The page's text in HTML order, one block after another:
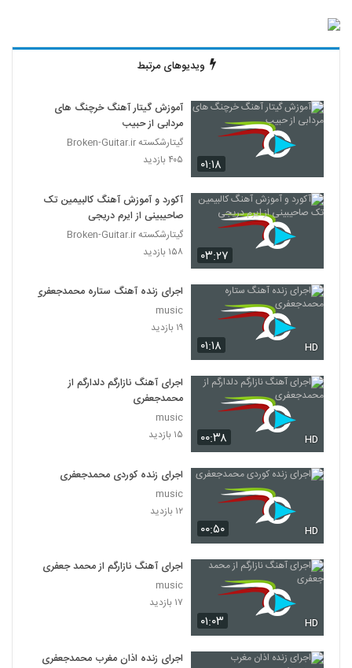
ویدیوهای مرتبط
۰۱:۱۸
آموزش گیتار آهنگ خرچنگ های
مردابی از حبیب
گیتارشکسته Broken-Guitar.ir
۴۰۵ بازدید
۰۳:۲۷
آکورد و آموزش آهنگ کالبیمین تک
صاحیبینی از ایرم دریجی
گیتارشکسته Broken-Guitar.ir
۱۵۸ بازدید
۰۱:۱۸ HD
اجرای زنده آهنگ ستاره محمدجعفری
music
۱۹ بازدید
۰۰:۳۸ HD
اجرای آهنگ نازارگم دلدارگم از
محمدجعفری
music
۱۵ بازدید
۰۰:۵۰ HD
اجرای زنده کوردی محمدجعفری
music
۱۲ بازدید
۰۱:۰۳ HD
اجرای آهنگ نازارگم از محمد جعفری
music
۱۷ بازدید
اجرای زنده اذان مغرب محمدجعفری